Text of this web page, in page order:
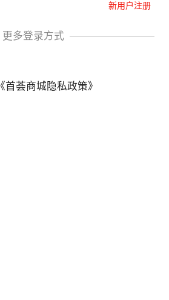
新用户注册
更多登录方式
《首荟商城隐私政策》